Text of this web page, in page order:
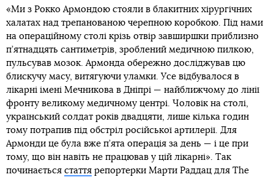
«Ми з Рокко Армондою стояли в блакитних хірургічних
халатах над трепанованою черепною коробкою. Під нами
на операційному столі крізь отвір завширшки приблизно
п’ятнадцять сантиметрів, зроблений медичною пилкою,
пульсував мозок. Армонда обережно досліджував цю
блискучу масу, витягуючи уламки. Усе відбувалося в
лікарні імені Мечникова в Дніпрі — найближчому до лінії
фронту великому медичному центрі. Чоловік на столі,
український солдат років двадцяти, лише кілька годин
тому потрапив під обстріл російської артилерії. Для
Армонди це була вже п’ята операція за день — і це при
тому, що він навіть не працював у цій лікарні». Так
починається стаття репортерки Марти Раддац для The